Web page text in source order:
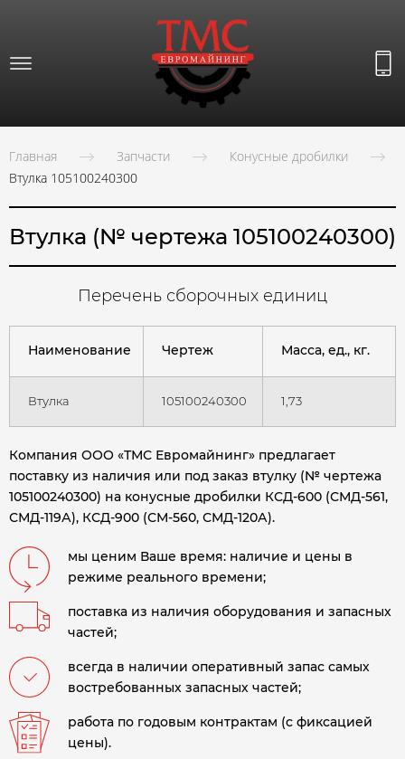
Главная Запчасти
Конусные дробилки
Втулка 105100240300
Втулка (№ чертежа 105100240300)
Перечень сборочных единиц
Наименование Чертеж Масса, ед., кг.
Втулка 105100240300 1,73
Компания ООО «ТМС Евромайнинг» предлагает
поставку из наличия или под заказ втулку (№ чертежа
105100240300) на конусные дробилки КСД-600 (СМД-561,
СМД-119А), КСД-900 (СМ-560, СМД-120А).
мы ценим Ваше время: наличие и цены в
режиме реального времени;
поставка из наличия оборудования и запасных
частей;
всегда в наличии оперативный запас самых
востребованных запасных частей;
работа по годовым контрактам (с фиксацией
цены).